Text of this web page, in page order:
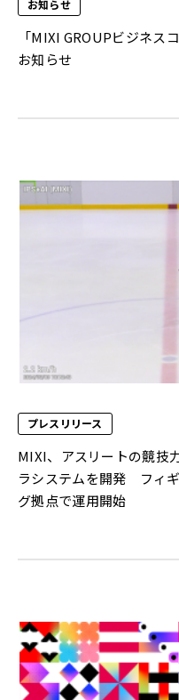
お知らせ
「MIXI GROUPビジネス
お知らせ
プレスリリース
MIXI、アスリートの競技
ラシステムを開発 フィ
グ拠点で運用開始